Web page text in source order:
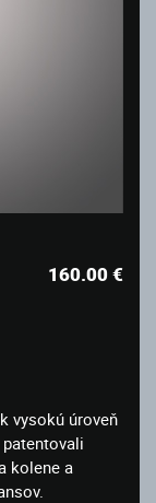
160.00€
vysokú úroveň
kolene a